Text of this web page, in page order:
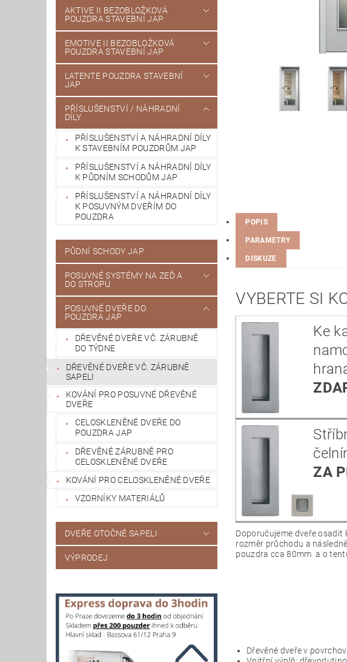
AKTIVE II BEZOBLOŽKOVÁ
POUZDRA STAVEBNÍ JAP
EMOTIVE II BEZOBLOŽKOVÁ
POUZDRA STAVEBNÍ JAP
LATENTE POUZDRA STAVEBNÍ
JAP
PŘÍSLUŠENSTVÍ / NÁHRADNÍ
DÍLY
PŘÍSLUŠENSTVÍ A NÁHRADNÍ DÍLY
K STAVEBNÍM POUZDRŮM JAP
PŘÍSLUŠENSTVÍ A NÁHRADNÍ DÍLY
K PŮDNÍM SCHODŮM JAP
PŘÍSLUŠENSTVÍ A NÁHRADNÍ DÍLY
K POSUVNÝM DVEŘÍM DO
POUZDRA
PŮDNÍ SCHODY JAP
POSUVNÉ SYSTÉMY NA ZEĎ A
DO STROPU
POSUVNÉ DVEŘE DO
POUZDRA JAP
DŘEVĚNÉ DVEŘE VČ. ZÁRUBNĚ
DO TÝDNE
DŘEVĚNÉ DVEŘE VČ. ZÁRUBNĚ
SAPELI
KOVÁNÍ PRO POSUVNÉ DŘEVĚNÉ
DVEŘE
CELOSKLENĚNÉ DVEŘE DO
POUZDRA JAP
DŘEVĚNÉ ZÁRUBNĚ PRO
CELOSKLENĚNÉ DVEŘE
KOVÁNÍ PRO CELOSKLENĚNÉ DVEŘE
VZORNÍKY MATERIÁLŮ
DVEŘE OTOČNÉ SAPELI
VÝPRODEJ
POPIS
PARAMETRY
DISKUZE
VYBERTE SI
Ke
ZA
Doporučujeme dveře osadit
rozměr průchodu a
pouzdra cca 80mm a o
Dřevěné dveře v